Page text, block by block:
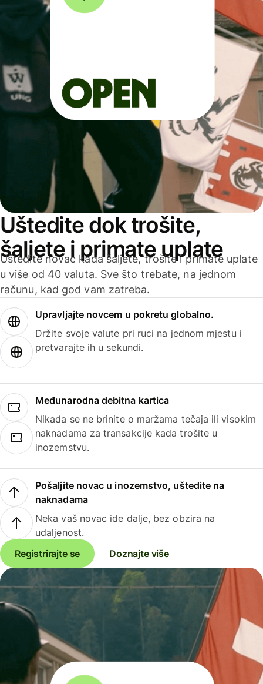
Uštedite dok trošite,
šaljete i primate uplate
Uštedite novac kada šaljete, trošite i primate uplate
u više od 40 valuta. Sve što trebate, na jednom
računu, kad god vam zatreba.
Upravljajte novcem u pokretu globalno.
Držite svoje valute pri ruci na jednom mjestu i
pretvarajte ih u sekundi.
Međunarodna debitna kartica
Nikada se ne brinite o maržama tečaja ili visokim
naknadama za transakcije kada trošite u
inozemstvu.
Pošaljite novac u inozemstvo, uštedite na
naknadama
Neka vaš novac ide dalje, bez obzira na
udaljenost.
Registrirajte se
Doznajte više